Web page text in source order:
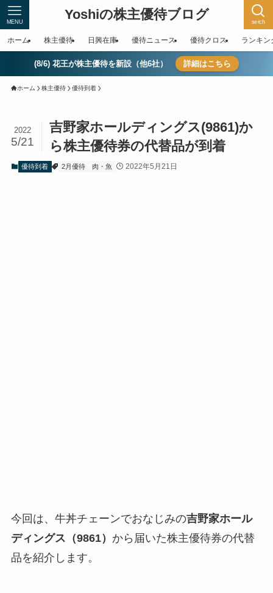
Yoshiの株主優待ブログ serch
MENU
ホーム 株主優待 日興在庫 優待ニュース 優待クロス ランキン
(8/6) 花王が株主優待を新設（他6社） 詳細はこちら
ホーム 株主優待 優待到着
吉野家ホールディングス(9861)か
ら株主優待券の代替品が到着
2022
5/21
優待到着 2月優待 肉・魚 2022年5月21日
今回は、牛丼チェーンでおなじみの吉野家ホール
ディングス（9861） から届いた株主優待券の代替
品を紹介します。